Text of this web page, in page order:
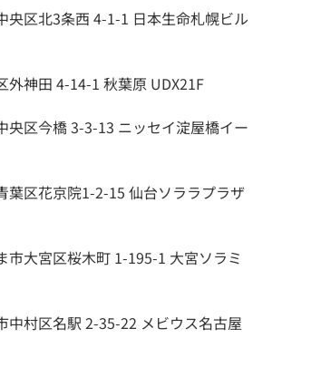
央区北3条西 4-1-1 日本生命札幌ビル
外神田 4-14-1 秋葉原 UDX21F
央区今橋 3-3-13 ニッセイ淀屋橋イー
葉区花京院1-2-15 仙台ソララプラザ
市大宮区桜木町 1-195-1 大宮ソラミ
中村区名駅 2-35-22 メビウス名古屋